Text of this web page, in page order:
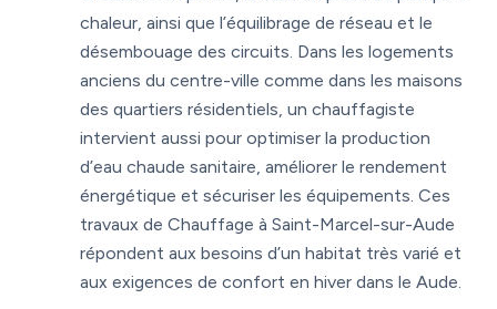
chaleur, ainsi que l’équilibrage de réseau et le
désembouage des circuits. Dans les logements
anciens du centre-ville comme dans les maisons
des quartiers résidentiels, un chauffagiste
intervient aussi pour optimiser la production
d’eau chaude sanitaire, améliorer le rendement
énergétique et sécuriser les équipements. Ces
travaux de Chauffage à Saint-Marcel-sur-Aude
répondent aux besoins d’un habitat très varié et
aux exigences de confort en hiver dans le Aude.